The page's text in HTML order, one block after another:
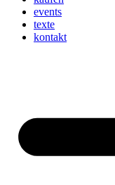
events
texte
kontakt